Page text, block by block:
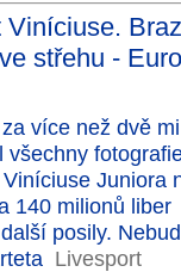
Viníciuse.
střehu -
více než dvě
všechny
Juniora
140 milionů liber
posily.
Livesport